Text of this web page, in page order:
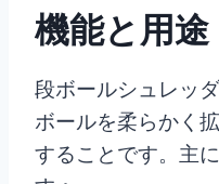
機能と用途
段ボールシュレッ
ボールを柔らかく
することです。主